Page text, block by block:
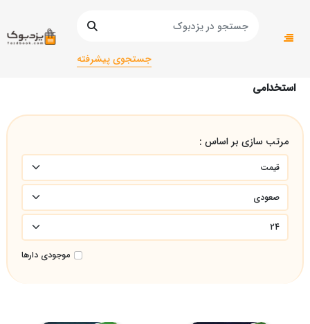
جستجوی پیشرفته
صفحه اصلی
استخدامی
مرتب سازی بر اساس :
موجودی دارها